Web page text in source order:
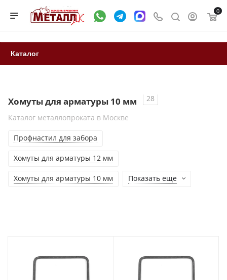
0
Каталог
Хомуты для арматуры 10 мм
28
Каталог металлопроката в Москве
Профнастил для забора
Хомуты для арматуры 12 мм
Хомуты для арматуры 10 мм Показать еще